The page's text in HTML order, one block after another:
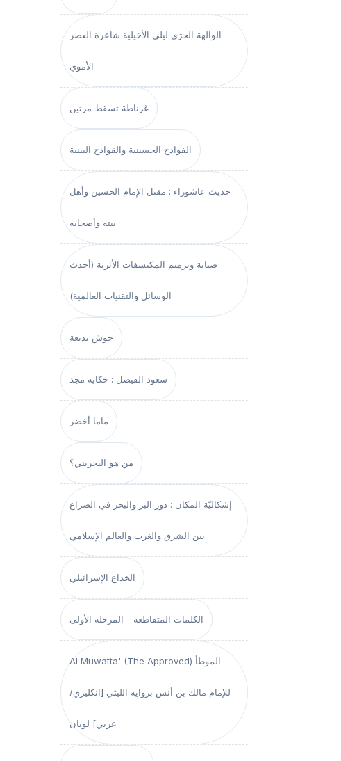
الوالهة الحرَى ليلى الأخيلية شاعرة العصر
الأموي
غرناطة تسقط مرتين
الفوادح الحسينية والقوادح البينية
حديث عاشوراء : مقتل الإمام الحسين وأهل
بيته وأصحابه
صيانة وترميم المكتشفات الأثرية (أحدث
الوسائل والتقنيات العالمية)
حوش بديعة
سعود الفيصل : حكاية مجد
ماما أخضر
من هو البحريني؟
إشكاليّة المكان : دور البر والبحر في الصراع
بين الشرق والغرب والعالم الإسلامي
الخداع الإسرائيلي
الكلمات المتقاطعة - المرحلة الأولى
Al Muwatta' (The Approved) الموطأ
للإمام مالك بن أنس برواية الليثي [انكليزي/
عربي] لونان